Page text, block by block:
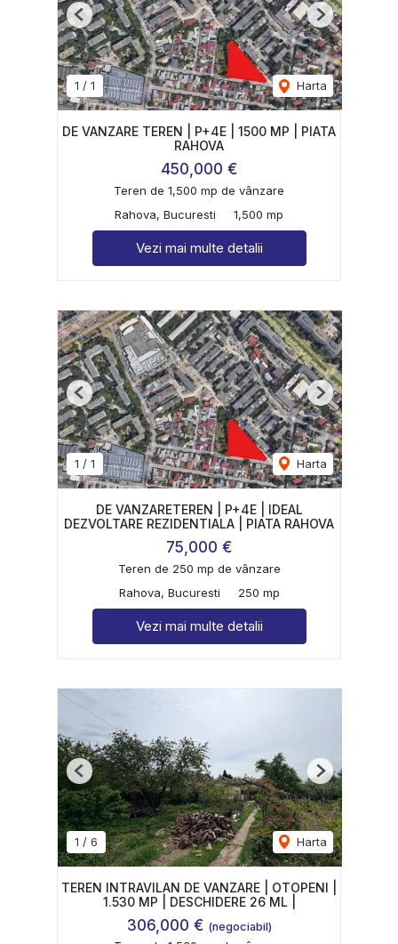
1 / 1 Harta
Previous Next
DE VANZARE TEREN | P+4E | 1500 MP | PIATA
RAHOVA
450,000 €
Teren de 1,500 mp de vânzare
Rahova, Bucuresti
1,500 mp
Vezi mai multe detalii
1 / 1 Harta
Previous Next
DE VANZARETEREN | P+4E | IDEAL
DEZVOLTARE REZIDENTIALA | PIATA RAHOVA
75,000 €
Teren de 250 mp de vânzare
Rahova, Bucuresti
250 mp
Vezi mai multe detalii
1 / 6 Harta
Previous Next
TEREN INTRAVILAN DE VANZARE | OTOPENI |
1.530 MP | DESCHIDERE 26 ML |
306,000 € (negociabil)